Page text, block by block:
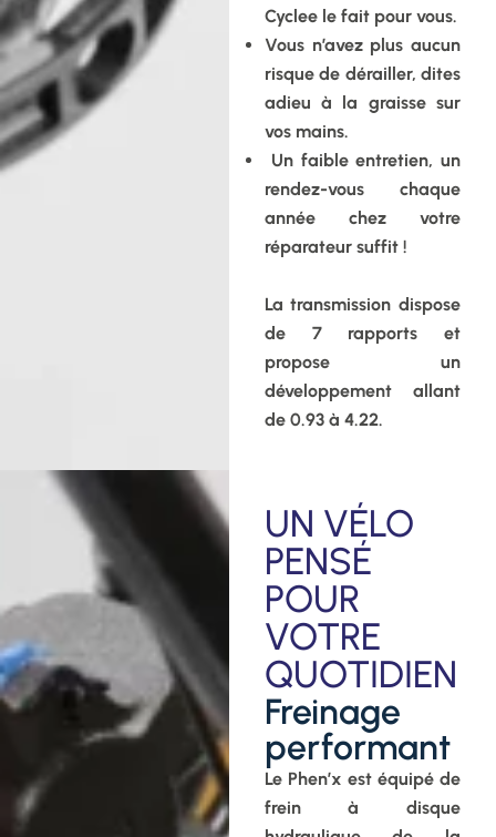
Cyclee le fait pour vous.
Vous n’avez plus aucun
risque de dérailler, dites
adieu à la graisse sur
vos mains.
Un faible entretien, un
rendez-vous chaque
année chez votre
réparateur suffit !
La transmission dispose
de 7 rapports et
propose un
développement allant
de 0.93 à 4.22.
UN VÉLO
PENSÉ
POUR
VOTRE
QUOTIDIEN
Freinage
performant
Le Phen’x est équipé de
frein à disque